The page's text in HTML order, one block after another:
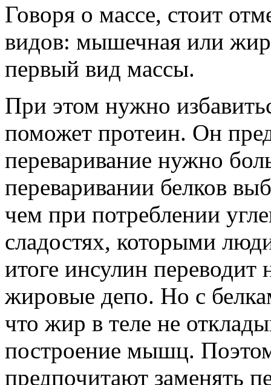
Говоря о массе, стоит
видов: мышечная или
первый вид массы.
При этом нужно
поможет протеин. Он
переваривание нужно
переваривании белков
чем при потреблении
сладостях, которыми
итоге инсулин
жировые депо. Но с
что жир в теле не
построение мышц.
предпочитают заменять